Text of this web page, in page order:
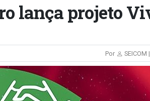
lança projeto
Por SEICOM |